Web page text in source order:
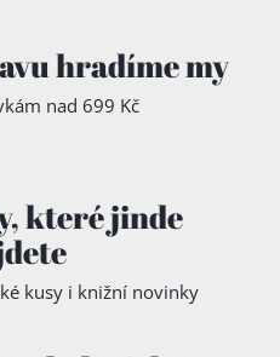
hradíme my
nad 699 Kč
které jinde
kusy i knižní novinky